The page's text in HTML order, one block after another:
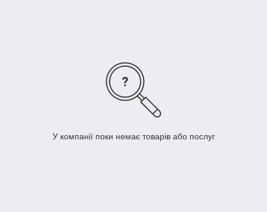
У компанії поки немає товарів або послуг